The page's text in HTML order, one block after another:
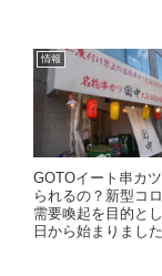
情報
GOTOイート串カ
られるの？新型コ
需要喚起を目的と
日から始まりまし